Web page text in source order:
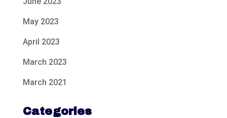
May 2023
April 2023
March 2023
March 2021
Categories